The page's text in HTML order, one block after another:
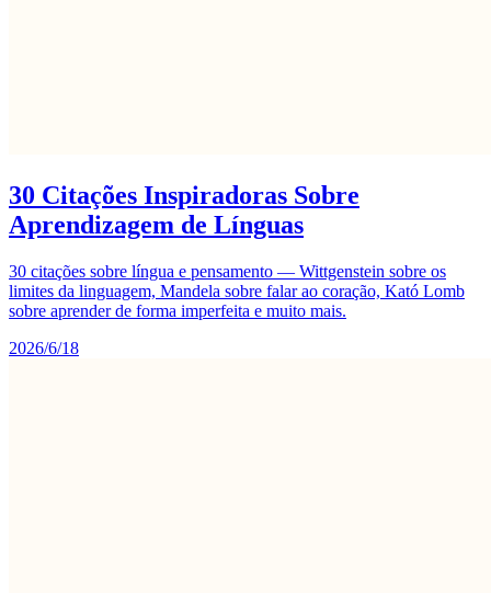
30 Citações Inspiradoras Sobre
Aprendizagem de Línguas
30 citações sobre língua e pensamento — Wittgenstein sobre os
limites da linguagem, Mandela sobre falar ao coração, Kató Lomb
sobre aprender de forma imperfeita e muito mais.
2026/6/18